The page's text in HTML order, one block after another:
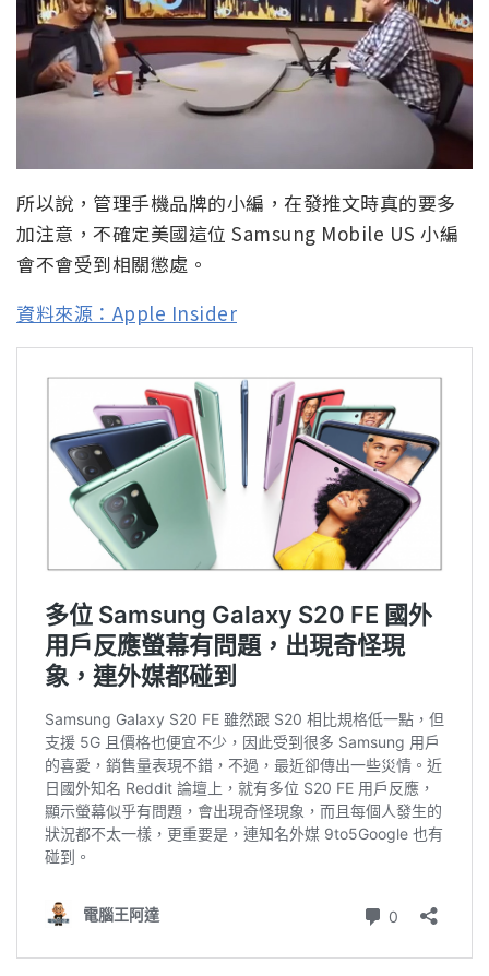
所以說，管理手機品牌的小編，在發推文時真的要多
加注意，不確定美國這位 Samsung Mobile US 小編
會不會受到相關懲處。
資料來源：Apple Insider